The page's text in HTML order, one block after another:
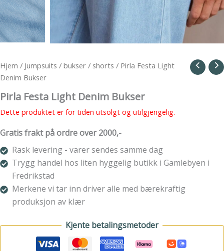
Hjem / Jumpsuits / bukser / shorts / Pirla Festa Light
Denim Bukser
Pirla Festa Light Denim Bukser
Dette produktet er for tiden utsolgt og utilgjengelig.
Gratis frakt på ordre over 2000,-
Rask levering - varer sendes samme dag
Trygg handel hos liten hyggelig butikk i Gamlebyen i
Fredrikstad
Merkene vi tar inn driver alle med bærekraftig
produksjon av klær
Kjente betalingsmetoder